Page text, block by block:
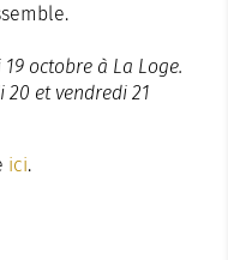
octobre à La Loge.
et vendredi 21
ici.